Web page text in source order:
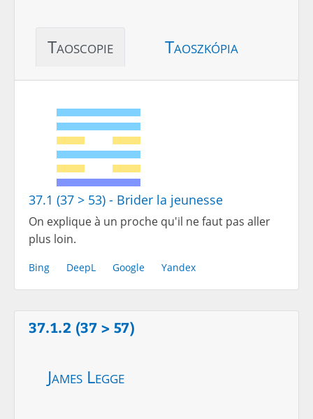
Taoscopie Taoszkópia
37.1 (37 > 53) - Brider la jeunesse
On explique à un proche qu'il ne faut pas aller
plus loin.
Bing DeepL Google Yandex
37.1.2 (37 > 57)
James Legge